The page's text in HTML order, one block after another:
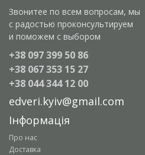
Звонитее по всем вопросам, мы
с радостью проконсультируем
и поможем с выбором
+38 097 399 50 86
+38 067 353 15 27
+38 044 344 12 00
edveri.kyiv@gmail.com
Інформація
Про нас
Доставка